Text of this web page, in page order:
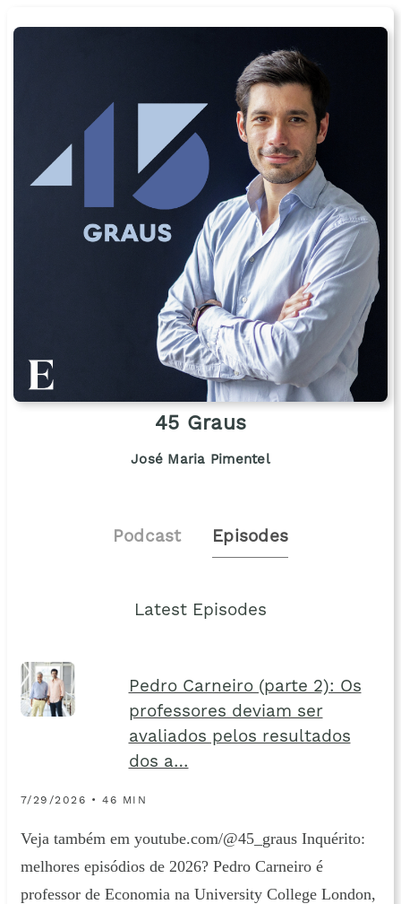
45 Graus
José Maria Pimentel
Podcast Episodes
Latest Episodes
Pedro Carneiro (parte 2): Os
professores deviam ser
avaliados pelos resultados
dos a…
7/29/2026 • 46 MIN
Veja também em youtube.com/@45_graus Inquérito:
melhores episódios de 2026? Pedro Carneiro é
professor de Economia na University College London,